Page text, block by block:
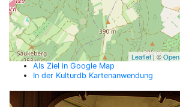
Leaflet| ©
Als Ziel in Google Map
In der Kulturdb Kartenanwendung